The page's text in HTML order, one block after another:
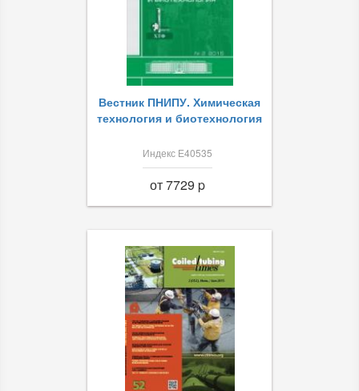
Вестник ПНИПУ. Химическая
технология и биотехнология
Индекс Е40535
от 7729 p